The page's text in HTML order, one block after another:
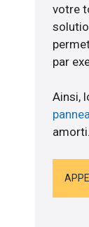
votre
par
Ainsi,
amorti.